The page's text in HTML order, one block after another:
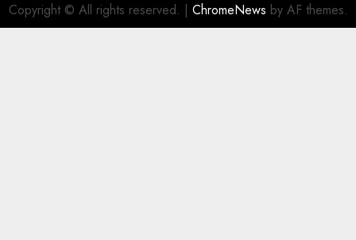
Copyright © All rights reserved. | ChromeNews by AF themes.